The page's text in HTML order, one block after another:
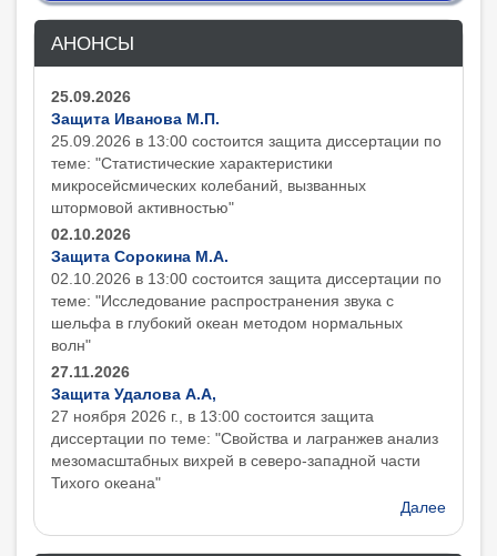
АНОНСЫ
25.09.2026
Защита Иванова М.П.
25.09.2026 в 13:00 состоится защита диcсертации по
теме: "Статистические характеристики
микросейсмических колебаний, вызванных
штормовой активностью"
02.10.2026
Защита Сорокина М.А.
02.10.2026 в 13:00 состоится защита диcсертации по
теме: "Исследование распространения звука с
шельфа в глубокий океан методом нормальных
волн"
27.11.2026
Защита Удалова А.А,
27 ноября 2026 г., в 13:00 состоится защита
диcсертации по теме: "Свойства и лагранжев анализ
мезомасштабных вихрей в северо-западной части
Тихого океана"
Далее